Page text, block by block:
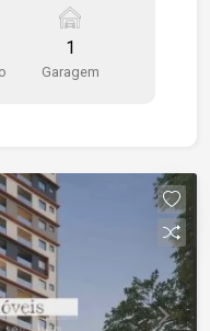
gourmet com
de garagem e
e academia.
1
Garagem